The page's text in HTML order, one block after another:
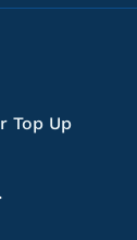
Top Up